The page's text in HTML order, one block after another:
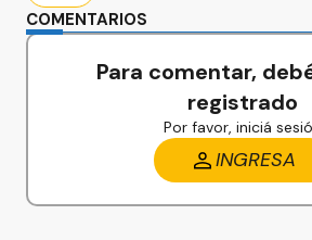
COMENTARIOS
Para comentar,
registrado
Por favor, iniciá
INGRESA